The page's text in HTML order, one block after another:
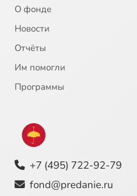
О фонде
Новости
Отчёты
Им помогли
Программы
+7 (495) 722-92-79
fond@predanie.ru